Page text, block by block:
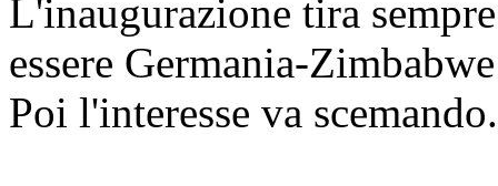
L'inaugurazione tira
essere Germania-
Poi l'interesse va scemando.